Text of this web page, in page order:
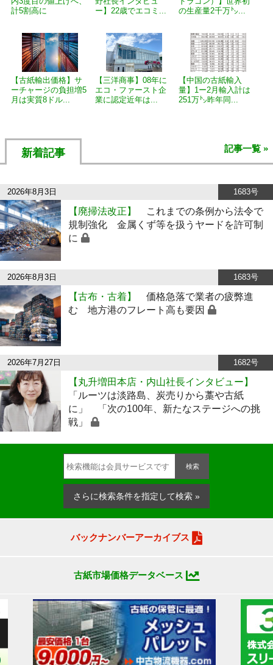
計5割高に
ー】22歳でエコミ...
の生産量2千万㌧...
【古紙輸出価格】サ
ーチャージの負担増5
月は実質8ドル...
【三洋商事】08年に
エコ・ファースト企
業に認定近年は...
【中国の古紙輸入
量】1ー2月輸入計は
251万㌧昨年同...
新着記事 記事一覧 »
2026年8月3日 1683号
【廃掃法改正】
これまでの条例から法令で
規制強化 金属くず等を扱うヤードを許可制
に
2026年8月3日 1683号
【古布・古着】
価格急落で業者の疲弊進
む 地方港のフレート高も要因
2026年7月27日 1682号
【丸升増田本店・内山社長インタビュー】
「ルーツは淡路島、炭売りから藁や古紙
に」 「次の100年、新たなステージへの挑
戦」
検索
さらに検索条件を指定して検索 »
バックナンバーアーカイブス
古紙市場価格データベース